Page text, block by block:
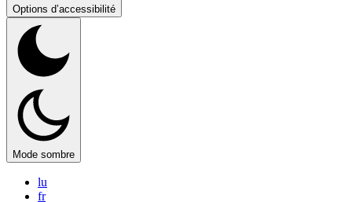
Options d’accessibilité
Mode sombre
lu
fr